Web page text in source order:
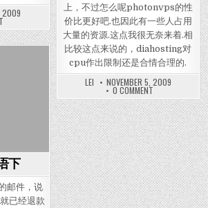
2009
ON 重新考虑买一个PHOTONVPS
上，不过怎么呢photonvps的性
价比更好吧.也因此有一些人占用
大量的资源.这点我很无奈来着.相
比较这点来说的，diahosting对
cpu作出限制还是合情合理的.
LEI NOVEMBER 5, 2009
0 COMMENTON
下
邮件，说
已经退款